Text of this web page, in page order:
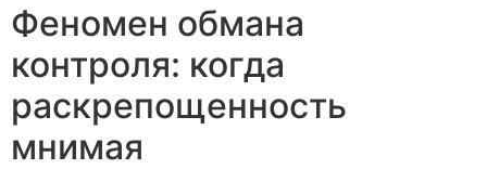
Феномен обмана
контроля: когда
раскрепощенность
мнимая